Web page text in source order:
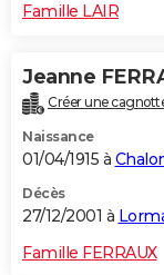
Famille LAIR
Jeanne
Créer une
Naissance
01/04/1915 à
Décès
27/12/2001 à
Famille FERRAUX